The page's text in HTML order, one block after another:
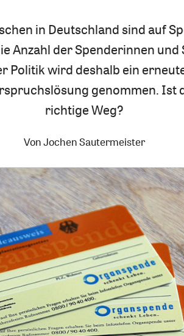
in Deutschland sind auf
Anzahl der Spenderinnen und
Politik wird deshalb ein
genommen. Ist
richtige Weg?
VonJochen Sautermeister